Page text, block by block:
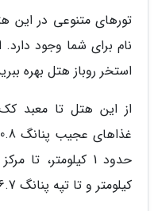
تورهای متنوعی در این
نام برای شما وجود
استخر روباز هتل بهره
کیلومتر و تا تپه پنانگ 6.7 کیلومتر فاصله دارد.